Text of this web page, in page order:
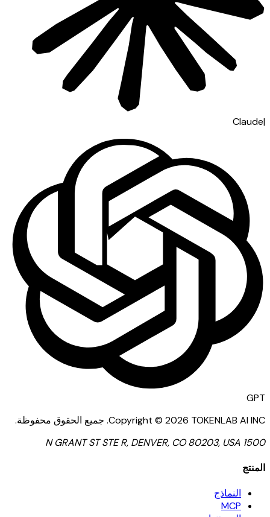
Claude|
GPT
Copyright © 2026 TOKENLAB AI INC
. جميع الحقوق محفوظة.
1500 N GRANT ST STE R, DENVER, CO 80203, USA
المنتج
النماذج
MCP